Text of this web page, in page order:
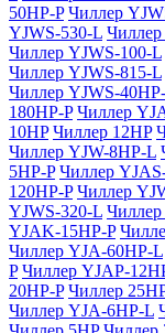
50HP-P Чиллер
YJWS-530-L
Чиллер YJWS-100-L
Чиллер YJWS-815-L
Чиллер YJWS-
180HP-P Чиллер
10HP Чиллер 12HP
Чиллер YJW-8HP-L
5HP-P Чиллер
120HP-P Чиллер
YJWS-320-L
YJAK-15HP-P
Чиллер YJA-60HP-L
P Чиллер YJAP-
20HP-P Чиллер
Чиллер YJA-6HP-L